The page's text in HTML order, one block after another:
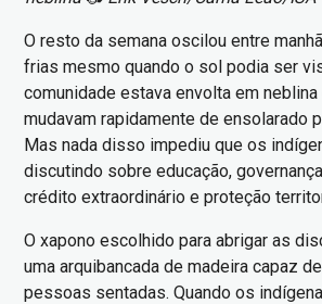
O resto da semana oscilou entre
frias mesmo quando o sol podia ser
comunidade estava envolta em
mudavam rapidamente de ensolarado
Mas nada disso impediu que os
discutindo sobre educação,
crédito extraordinário e proteção
O xapono escolhido para abrigar as
uma arquibancada de madeira capaz
pessoas sentadas. Quando os